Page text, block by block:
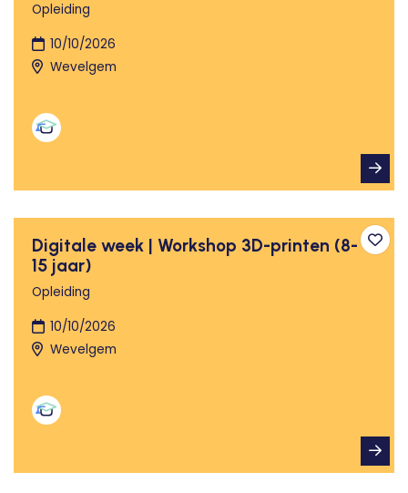
Opleiding
10/10/2026
Wevelgem
Digitale week | Workshop 3D-printen (8-
15 jaar)
Opleiding
10/10/2026
Wevelgem